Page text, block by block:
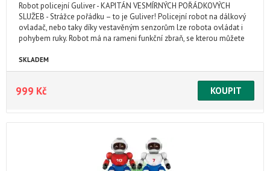
Robot policejní Guliver - KAPITÁN VESMÍRNÝCH POŘÁDKOVÝCH
SLUŽEB - Strážce pořádku – to je Guliver! Policejní robot na dálkový
ovladač, nebo taky díky vestavěným senzorům lze robota ovládat i
pohybem ruky. Robot má na rameni funkční zbraň, se kterou můžete
SKLADEM
999 Kč